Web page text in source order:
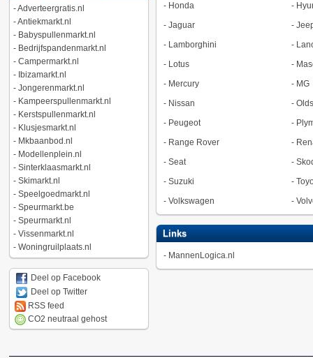
-Adverteergratis.nl
-Antiekmarkt.nl
- Babyspullenmarkt.nl
- Bedrijfspandenmarkt.nl
- Campermarkt.nl
- Ibizamarkt.nl
- Jongerenmarkt.nl
- Kampeerspullenmarkt.nl
- Kerstspullenmarkt.nl
- Klusjesmarkt.nl
- Mkbaanbod.nl
- Modellenplein.nl
- Sinterklaasmarkt.nl
- Skimarkt.nl
- Speelgoedmarkt.nl
- Speurmarkt.be
- Speurmarkt.nl
- Vissenmarkt.nl
- Woningruilplaats.nl
Deel op Facebook
Deel op Twitter
RSS feed
CO2 neutraal gehost
- Honda -
- Jaguar -
- Lamborghini -
- Lotus -
- Mercury - MG
- Nissan -
- Peugeot -
- Range Rover -
- Seat -
- Suzuki -
- Volkswagen -
Links
- MannenLogica.nl